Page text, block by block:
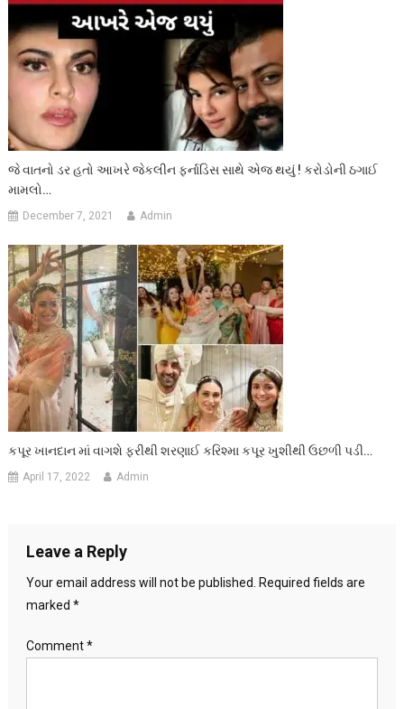
જે વાતનો ડર હતો આખરે જેકલીન ફર્નાડિસ સાથે એજ થયું ! કરોડોની ઠગાઈ
મામલો…
December 7, 2021 Admin
કપૂર ખાનદાન માં વાગશે ફરીથી શરણાઈ કરિશ્મા કપૂર ખુશીથી ઉછળી પડી…
April 17, 2022 Admin
Leave a Reply
Your email address will not be published.
Required fields are
marked *
Comment*